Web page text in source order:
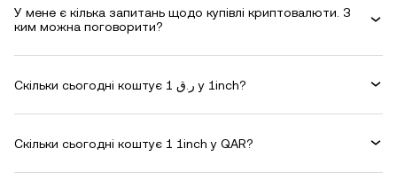
У мене є кілька запитань щодо купівлі криптовалюти. З
ким можна поговорити?
Скільки сьогодні коштує 1 ر.ق у 1inch?
Скільки сьогодні коштує 1 1inch у QAR?